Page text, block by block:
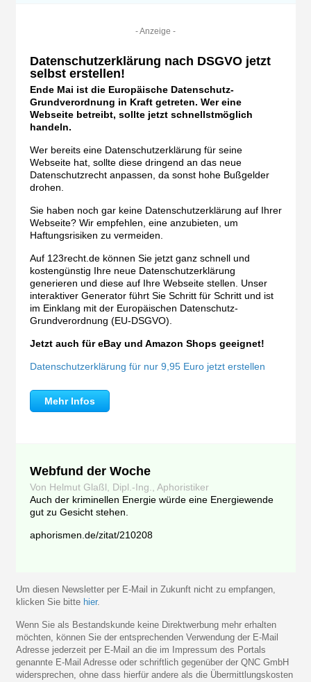
- Anzeige -
Datenschutzerklärung nach DSGVO jetzt
selbst erstellen!
Ende Mai ist die Europäische Datenschutz-
Grundverordnung in Kraft getreten. Wer eine
Webseite betreibt, sollte jetzt schnellstmöglich
handeln.
Wer bereits eine Datenschutzerklärung für seine
Webseite hat, sollte diese dringend an das neue
Datenschutzrecht anpassen, da sonst hohe Bußgelder
drohen.
Sie haben noch gar keine Datenschutzerklärung auf Ihrer
Webseite? Wir empfehlen, eine anzubieten, um
Haftungsrisiken zu vermeiden.
Auf 123recht.de können Sie jetzt ganz schnell und
kostengünstig Ihre neue Datenschutzerklärung
generieren und diese auf Ihre Webseite stellen. Unser
interaktiver Generator führt Sie Schritt für Schritt und ist
im Einklang mit der Europäischen Datenschutz-
Grundverordnung (EU-DSGVO).
Jetzt auch für eBay und Amazon Shops geeignet!
Datenschutzerklärung für nur 9,95 Euro jetzt erstellen
Mehr Infos
Webfund der Woche
Von Helmut Glaßl, Dipl.-Ing., Aphoristiker
Auch der kriminellen Energie würde eine Energiewende
gut zu Gesicht stehen.
aphorismen.de/zitat/210208
Um diesen Newsletter per E-Mail in Zukunft nicht zu empfangen,
klicken Sie bitte hier.
Wenn Sie als Bestandskunde keine Direktwerbung mehr erhalten
möchten, können Sie der entsprechenden Verwendung der E-Mail
Adresse jederzeit per E-Mail an die im Impressum des Portals
genannte E-Mail Adresse oder schriftlich gegenüber der QNC GmbH
widersprechen, ohne dass hierfür andere als die Übermittlungskosten